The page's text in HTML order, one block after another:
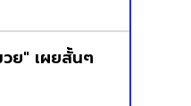
ย" เผยสั้นๆ